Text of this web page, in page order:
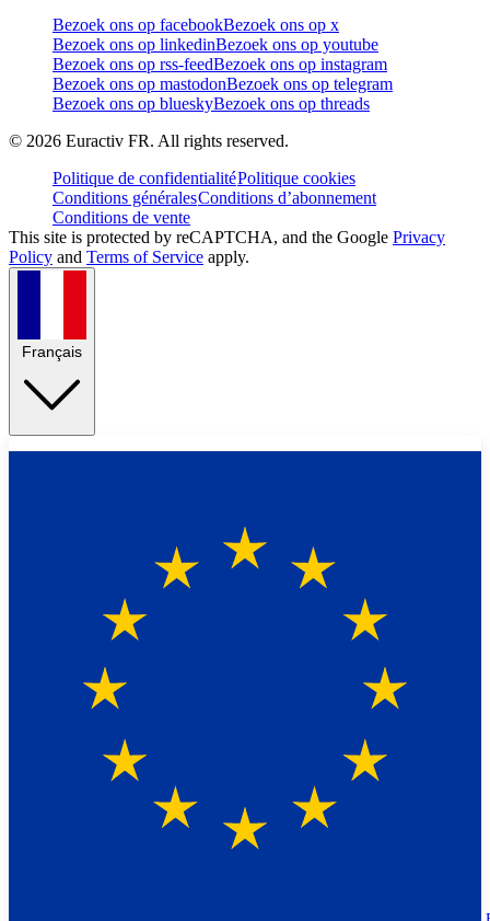
Bezoek ons op facebookBezoek ons op x
Bezoek ons op linkedinBezoek ons op youtube
Bezoek ons op rss-feedBezoek ons op instagram
Bezoek ons op mastodonBezoek ons op telegram
Bezoek ons op blueskyBezoek ons op threads
© 2026 Euractiv FR. All rights reserved.
Politique de confidentialitéPolitique cookies
Conditions généralesConditions d’abonnement
Conditions de vente
This site is protected by reCAPTCHA, and the Google Privacy
Policy and Terms of Service apply.
Français